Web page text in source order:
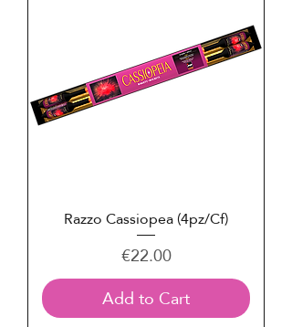
Razzo Cassiopea (4pz/Cf)
Price
€22.00
Add to Cart